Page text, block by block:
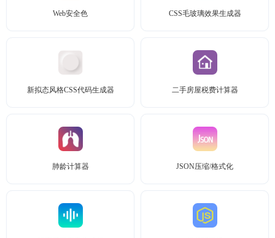
Web安全色 CSS毛玻璃效果生成器
新拟态风格CSS代码生成器 二手房屋税费计算器
肺龄计算器 JSON压缩/格式化